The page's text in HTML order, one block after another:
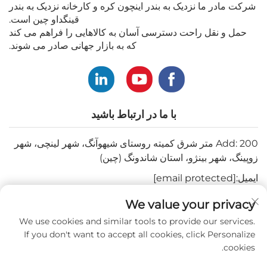
شرکت مادر ما نزدیک به بندر اینچون کره و کارخانه نزدیک به بندر
قینگداو چین است.
حمل و نقل راحت دسترسی آسان به کالاهایی را فراهم می کند
که به بازار جهانی صادر می شوند.
با ما در ارتباط باشید
Add: 200 متر شرق کمیته روستای شیهوآنگ، شهر لینچی، شهر
زوپینگ، شهر بینژو، استان شاندونگ (چین)
ایمیل:[email protected]
تلفن:
تلفن:+86-15564344404
واتساپ:+82-1022396668
We value your privacy
We use cookies and similar tools to provide our services.
If you don't want to accept all cookies, click Personalize
cookies.